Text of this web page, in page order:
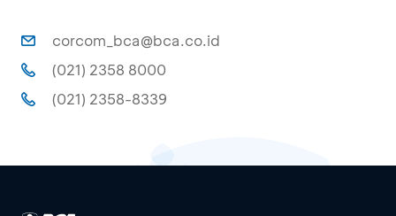
corcom_bca@bca.co.id
(021) 2358 8000
(021) 2358-8339